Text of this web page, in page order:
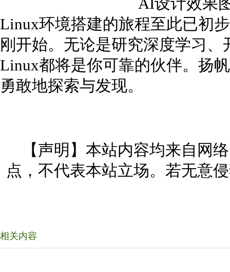
AI设计效果
Linux环境搭建的旅程至此已初
刚开始。无论是研究深度学习
Linux都将是你可靠的伙伴。扬
勇敢地探索与发现。
【声明】本站内容均来自网
点，不代表本站立场。若无意
相关内容